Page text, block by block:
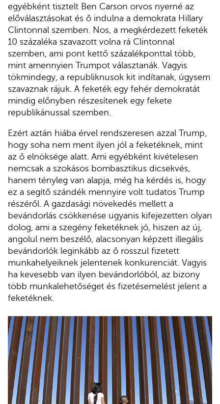
egyébként tisztelt Ben Carson orvos nyerné az
előválasztásokat és ő indulna a demokrata Hillary
Clintonnal szemben. Nos, a megkérdezett feketék
10 százaléka szavazott volna rá Clintonnal
szemben, ami pont kettő százalékponttal több,
mint amennyien Trumpot választanák. Vagyis
tökmindegy, a republiknusok kit indítanak, úgysem
szavaznak rájuk. A feketék egy fehér demokratát
mindig előnyben részesítenek egy fekete
republikánussal szemben.
Ezért aztán hiába érvel rendszeresen azzal Trump,
hogy soha nem ment ilyen jól a feketéknek, mint
az ő elnöksége alatt. Ami egyébként kivételesen
nemcsak a szokásos bombasztikus dicsekvés,
hanem tényleg van alapja, még ha kérdés is, hogy
ez a segítő szándék mennyire volt tudatos Trump
részéről. A gazdasági növekedés mellett a
bevándorlás csökkenése ugyanis kifejezetten olyan
dolog, ami a szegény feketéknek jó, hiszen az új,
angolul nem beszélő, alacsonyan képzett illegális
bevándorlók leginkább az ő rosszul fizetett
munkahelyeiknek jelentenek konkurenciát. Vagyis
ha kevesebb van ilyen bevándorlóból, az bizony
több munkalehetőséget és fizetésemelést jelent a
feketéknek.